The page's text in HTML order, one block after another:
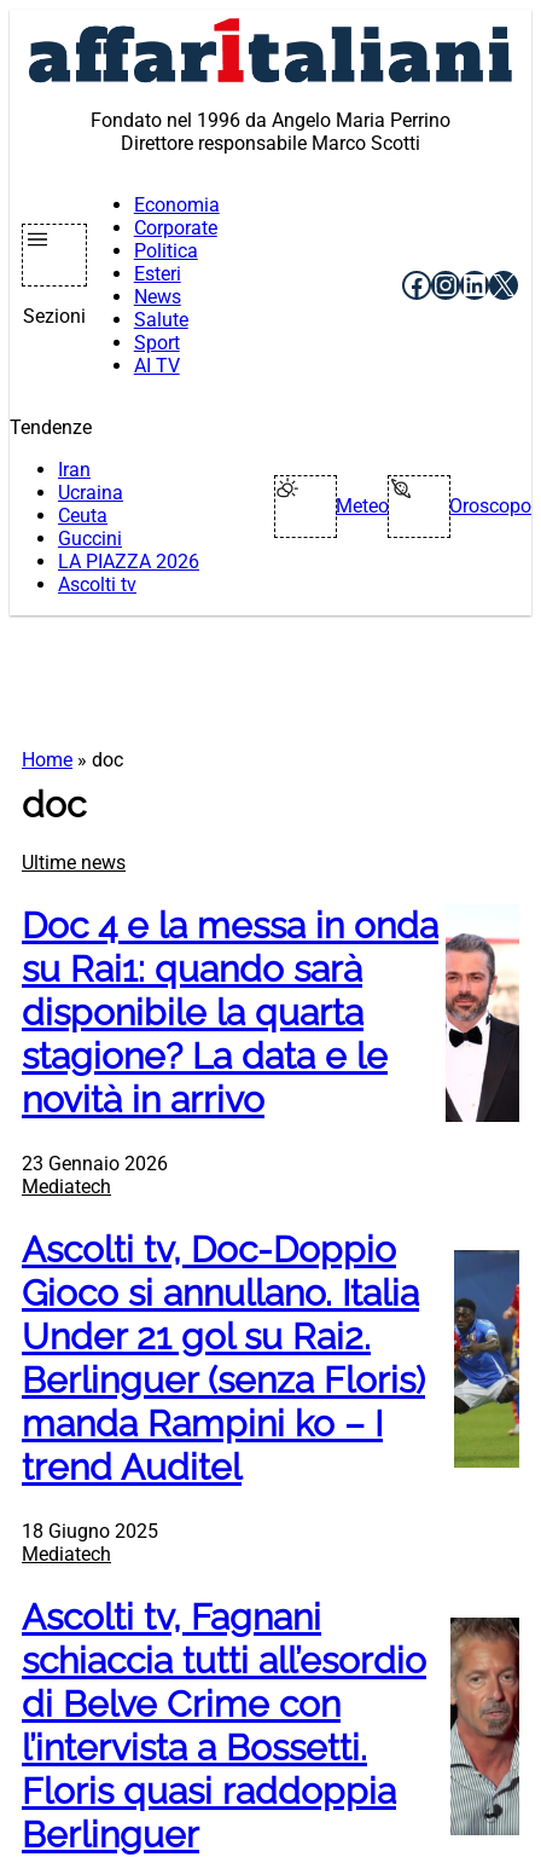
contenuto
Fondato nel 1996 da Angelo Maria Perrino
Direttore responsabile Marco Scotti
Sezioni
Economia
Corporate
Politica
Esteri
News
Salute
Sport
AI TV
Facebook
X
Tendenze
Iran
Ucraina
Ceuta
Guccini
LA PIAZZA 2026
Ascolti tv
Meteo Oroscopo
Home » doc
doc
Ultime news
Doc 4 e la messa in onda
su Rai1: quando sarà
disponibile la quarta
stagione? La data e le
novità in arrivo
23 Gennaio 2026
Mediatech
Ascolti tv, Doc-Doppio
Gioco si annullano. Italia
Under 21 gol su Rai2.
Berlinguer (senza Floris)
manda Rampini ko – I
trend Auditel
18 Giugno 2025
Mediatech
Ascolti tv, Fagnani
schiaccia tutti all’esordio
di Belve Crime con
l’intervista a Bossetti.
Floris quasi raddoppia
Berlinguer